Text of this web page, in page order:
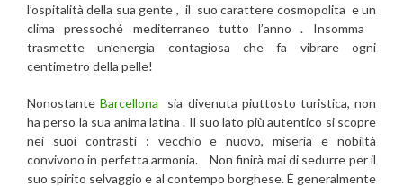
l’ospitalità della sua gente , il suo carattere cosmopolita e un
clima pressoché mediterraneo tutto l’anno . Insomma
trasmette un’energia contagiosa che fa vibrare ogni
centimetro della pelle!
NonostanteBarcellona sia divenuta piuttosto turistica, non
ha perso la sua anima latina . Il suo lato più autentico si scopre
nei suoi contrasti : vecchio e nuovo, miseria e nobiltà
convivono in perfetta armonia. Non finirà mai di sedurre per il
suo spirito selvaggio e al contempo borghese. È generalmente